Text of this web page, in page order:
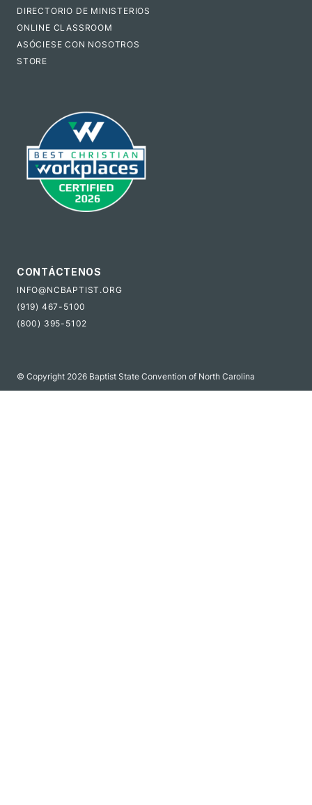
DIRECTORIO DE MINISTERIOS
ONLINE CLASSROOM
ASÓCIESE CON NOSOTROS
STORE
CONTÁCTENOS
INFO@NCBAPTIST.ORG
(919) 467-5100
(800) 395-5102
© Copyright 2026 Baptist State Convention of North Carolina